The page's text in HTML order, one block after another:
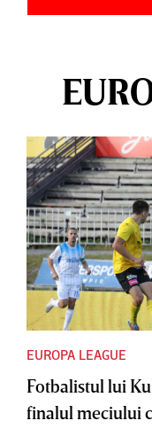
EUROPA LEAGUE
Fotbalistul lui
finalul meciului